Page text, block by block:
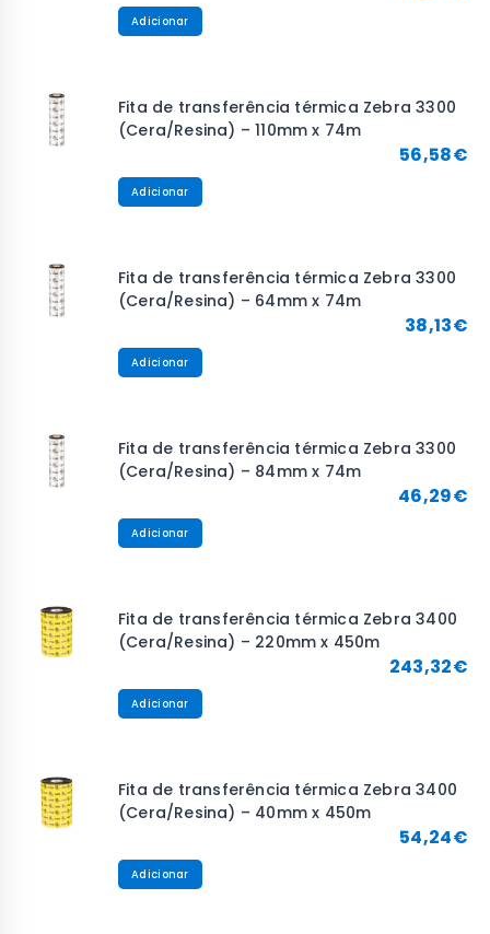
Adicionar
Fita de transferência térmica Zebra 3300
(Cera/Resina) – 110mm x 74m
56,58€
Adicionar
Fita de transferência térmica Zebra 3300
(Cera/Resina) – 64mm x 74m
38,13€
Adicionar
Fita de transferência térmica Zebra 3300
(Cera/Resina) – 84mm x 74m
46,29€
Adicionar
Fita de transferência térmica Zebra 3400
(Cera/Resina) – 220mm x 450m
243,32€
Adicionar
Fita de transferência térmica Zebra 3400
(Cera/Resina) – 40mm x 450m
54,24€
Adicionar